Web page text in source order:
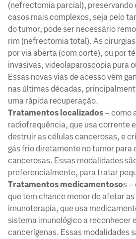
(nefrectomia parcial), preservando
casos mais complexos, seja pelo
do tumor, pode ser necessário
rim (nefrectomia total). As
por via aberta (com corte), ou por
invasivas, videolaparoscopia pura
Essas novas vias de acesso vêm
nas últimas décadas,
uma rápida recuperação.
Tratamentos localizados – como
radiofrequência, que usa corrente
destruir as células cancerosas, e
gás frio diretamente no tumor para
cancerosas. Essas modalidades
preferencialmente, para tratar
Tratamentos medicamentosos –
que tem chance menor de afetar
imunoterapia, que usa
sistema imunológico a reconhecer
cancerígenas. Essas modalidades